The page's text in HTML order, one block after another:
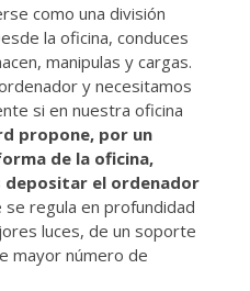
como una división
la oficina, conduces
manipulas y cargas.
y necesitamos
si en nuestra oficina
propone, por un
de la oficina,
depositar el ordenador
se regula en profundidad
luces, de un soporte
mayor número de